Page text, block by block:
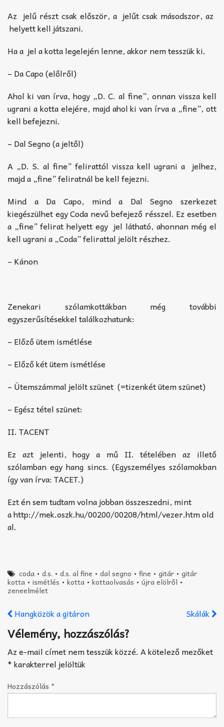
Az jelű részt csak először, a jelűt csak másodszor, az
helyett kell játszani.
Ha a jel a kotta legelején lenne, akkor nem tesszük ki.
– Da Capo (előlről)
Ahol ki van írva, hogy „D. C. al fine”, onnan vissza kell
ugrani a kotta elejére, majd ahol ki van írva a „fine”, ott
kell befejezni.
– Dal Segno (a jeltől)
A „D. S. al fine” felirattól vissza kell ugrani a jelhez,
majd a „fine” feliratnál be kell fejezni.
Mind a Da Capo, mind a Dal Segno szerkezet
kiegészülhet egy Coda nevű befejező résszel. Ez esetben
a „fine” felirat helyett egy jel látható, ahonnan még el
kell ugrani a „Coda” felirattal jelölt részhez.
– Kánon
Zenekari szólamkottákban még további
egyszerűsítésekkel találkozhatunk:
– Előző ütem ismétlése
– Előző két ütem ismétlése
– Ütemszámmal jelölt szünet (=tizenkét ütem szünet)
– Egész tétel szünet:
II. TACENT
Ez azt jelenti, hogy a mű II. tételében az illető
szólamban egy hang sincs. (Egyszemélyes szólamokban
így van írva: TACET.)
Ezt én sem tudtam volna jobban összeszedni, mint
a http://mek.oszk.hu/00200/00208/html/vezer.htm old
al.
coda •d.s. •d.s. al fine •dal segno •fine •gitár •gitár
kotta • ismétlés • kotta • kottaolvasás • újra elölről •
zeneelmélet
Hangközök a gitáron Skálák
Vélemény, hozzászólás?
Az e-mail címet nem tesszük közzé. A kötelező mezőket
*karakterrel jelöltük
Hozzászólás *